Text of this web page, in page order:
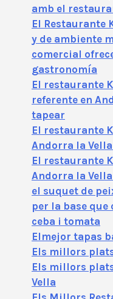
amb el
El Restaurante
y de ambiente
comercial
gastronomía
El restaurante
referente en
tapear
El restaurante
Andorra la
El restaurante
Andorra la
el suquet de
per la base
ceba i tomata
Elmejor tapas
Els millors
Els millors
Vella